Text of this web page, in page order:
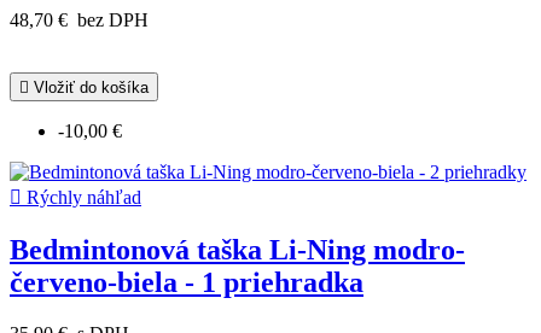
48,70 € bez DPH
 Vložiť do košíka
-10,00 €
 Rýchly náhľad
Bedmintonová taška Li-Ning modro-
červeno-biela - 1 priehradka